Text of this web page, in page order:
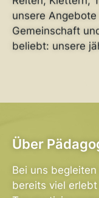
unsere
Gemeinschaft
beliebt: unsere
Über
Bei uns
bereits viel